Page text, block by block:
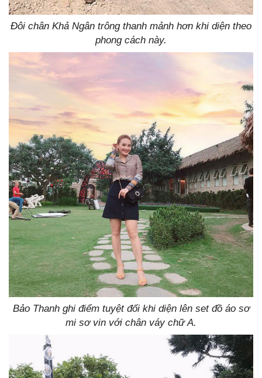
Đôi chân Khả Ngân trông thanh mảnh hơn khi diện theo
phong cách này.
Bảo Thanh ghi điểm tuyệt đối khi diện lên set đồ áo sơ
mi sơ vin với chân váy chữ A.